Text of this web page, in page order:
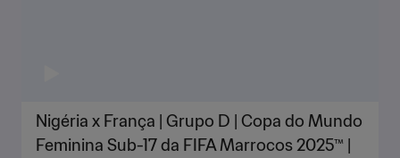
Nigéria x França | Grupo D | Copa do Mundo
Feminina Sub-17 da FIFA Marrocos 2025™ |